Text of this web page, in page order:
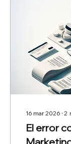
16 mar 2026 ∙2
El error